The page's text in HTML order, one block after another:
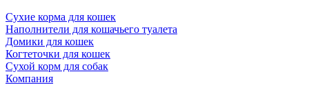
Сухие корма для кошек
Наполнители для кошачьего туалета
Домики для кошек
Когтеточки для кошек
Сухой корм для собак
Компания